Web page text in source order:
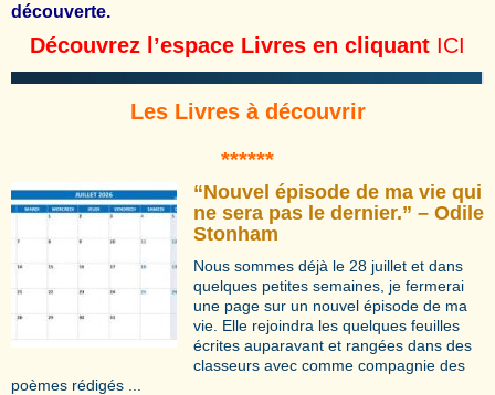
découverte.
Découvrez l’espace Livres en cliquant ICI
Les Livres à découvrir
******
“Nouvel épisode de ma vie qui
ne sera pas le dernier.” – Odile
Stonham
Nous sommes déjà le 28 juillet et dans
quelques petites semaines, je fermerai
une page sur un nouvel épisode de ma
vie. Elle rejoindra les quelques feuilles
écrites auparavant et rangées dans des
classeurs avec comme compagnie des
poèmes rédigés ...